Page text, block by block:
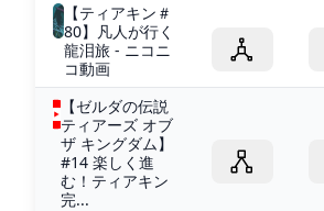
【ティアキン＃
80】凡人が行く
龍泪旅 - ニコニ
コ動画
【ゼルダの伝説
ティアーズ オブ
ザ キングダム】
#14 楽しく進
む！ティアキン
完...